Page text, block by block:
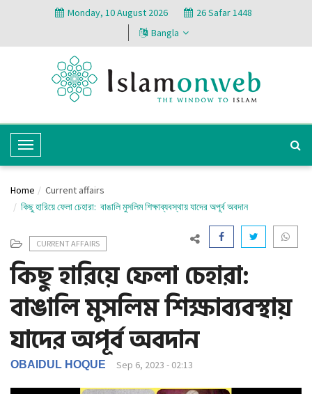
Monday, 10 August 2026
26 Safar 1448
Bangla
T
o
g
l
N
a
v
i
g
a
t
i
Home
Current affairs
কিছু হারিয়ে ফেলা চেহারা: বাঙালি মুসলিম শিক্ষাব্যবস্থায় যাদের অপূর্ব অবদান
CURRENT AFFAIRS
কিছু হারিয়ে ফেলা চেহারা:
বাঙালি মুসলিম শিক্ষাব্যবস্থায়
যাদের অপূর্ব অবদান
OBAIDUL HOQUE Sep 6, 2023 - 02:13